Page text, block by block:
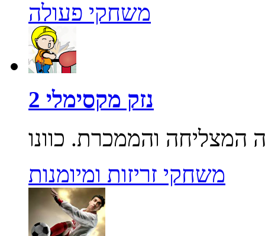
משחקי פעולה
נזק מקסימלי 2
משחקי זריזות ומיומנות